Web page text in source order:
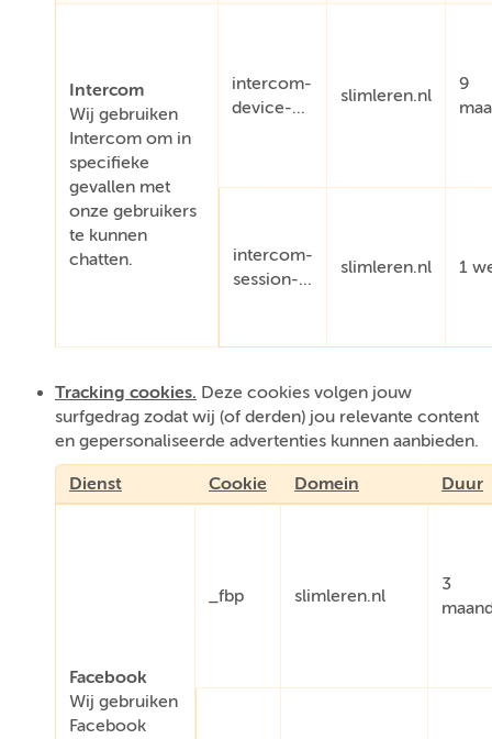
Intercom
Wij gebruiken
Intercom om in
specifieke
gevallen met
onze gebruikers
te kunnen
chatten.
intercom-
device-...
slimleren.nl
9
intercom-
session-...
slimleren.nl 1
Tracking cookies. Deze cookies volgen jouw
surfgedrag zodat wij (of derden) jou relevante content
en gepersonaliseerde advertenties kunnen aanbieden.
Dienst Cookie Domein Duur
Facebook
Wij gebruiken
Facebook
_fbp slimleren.nl
3